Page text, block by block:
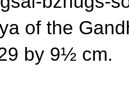
of the
by 9½ cm.